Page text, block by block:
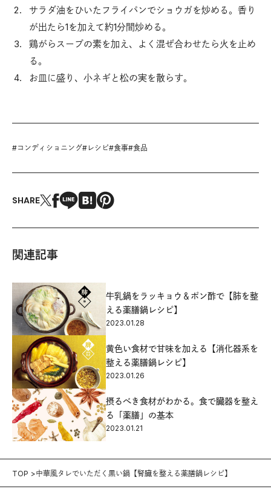
サラダ油をひいたフライパンでショウガを炒める。香り
が出たら1を加えて約1分間炒める。
鶏がらスープの素を加え、よく混ぜ合わせたら火を止め
る。
お皿に盛り、小ネギと松の実を散らす。
#コンディショニング# レシピ#食事#食品
SHARE
関連記事
牛乳鍋をラッキョウ＆ポン酢で【肺を整
える薬膳鍋レシピ】
2023.01.28
黄色い食材で甘味を加える【消化器系を
整える薬膳鍋レシピ】
2023.01.26
摂るべき食材がわかる。食で臓器を整え
る「薬膳」の基本
2023.01.21
TOP 中華風タレでいただく黒い鍋【腎臓を整える薬膳鍋レシピ】